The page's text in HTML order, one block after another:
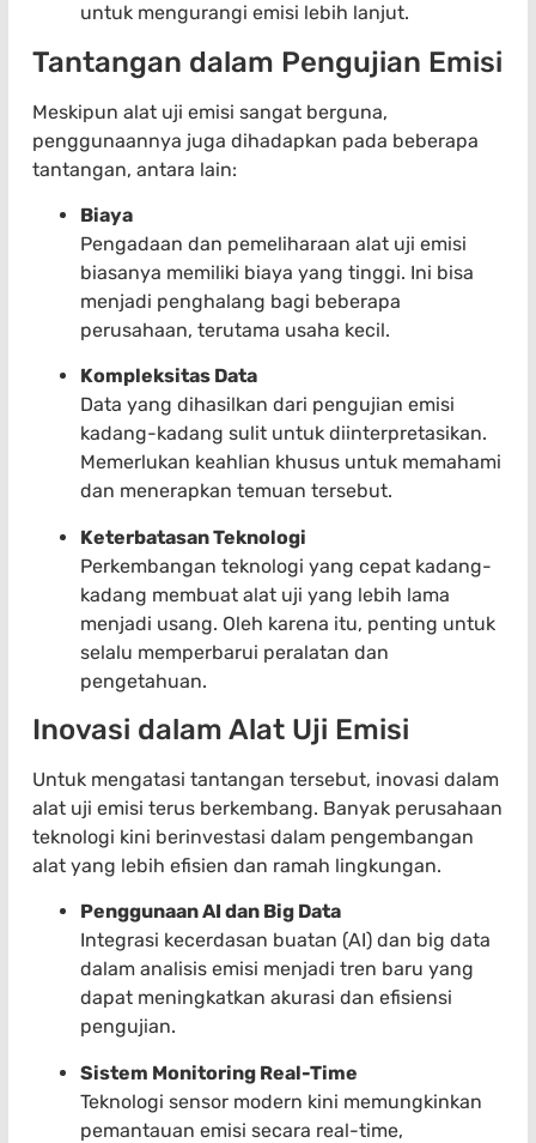
untuk mengurangi emisi lebih lanjut.
Tantangan dalam Pengujian Emisi
Meskipun alat uji emisi sangat berguna,
penggunaannya juga dihadapkan pada beberapa
tantangan, antara lain:
Biaya
Pengadaan dan pemeliharaan alat uji emisi
biasanya memiliki biaya yang tinggi. Ini bisa
menjadi penghalang bagi beberapa
perusahaan, terutama usaha kecil.
Kompleksitas Data
Data yang dihasilkan dari pengujian emisi
kadang-kadang sulit untuk diinterpretasikan.
Memerlukan keahlian khusus untuk memahami
dan menerapkan temuan tersebut.
Keterbatasan Teknologi
Perkembangan teknologi yang cepat kadang-
kadang membuat alat uji yang lebih lama
menjadi usang. Oleh karena itu, penting untuk
selalu memperbarui peralatan dan
pengetahuan.
Inovasi dalam Alat Uji Emisi
Untuk mengatasi tantangan tersebut, inovasi dalam
alat uji emisi terus berkembang. Banyak perusahaan
teknologi kini berinvestasi dalam pengembangan
alat yang lebih efisien dan ramah lingkungan.
Penggunaan AI dan Big Data
Integrasi kecerdasan buatan (AI) dan big data
dalam analisis emisi menjadi tren baru yang
dapat meningkatkan akurasi dan efisiensi
pengujian.
Sistem Monitoring Real-Time
Teknologi sensor modern kini memungkinkan
pemantauan emisi secara real-time,